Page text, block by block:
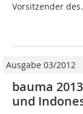
Vorsitzender
Ausgabe 03/2012
bauma
und